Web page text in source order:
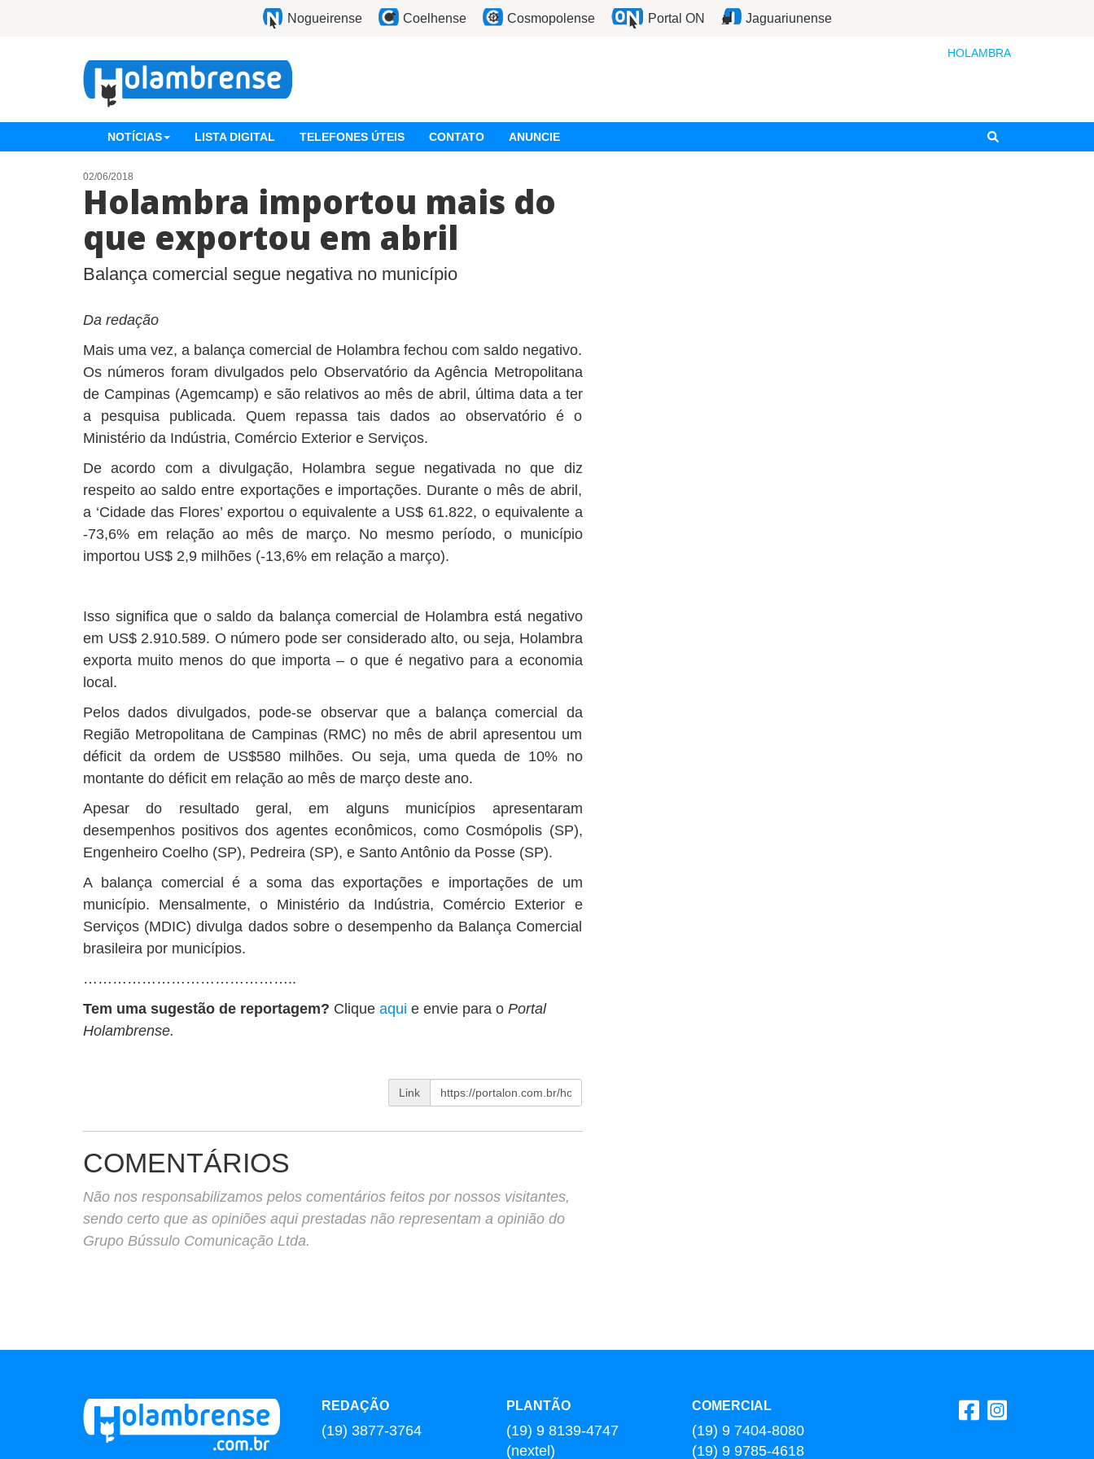
Nogueirense Coelhense Cosmopolense Portal ON Jaguariunense
HOLAMBRA
NOTÍCIAS LISTA DIGITAL TELEFONES ÚTEIS CONTATO ANUNCIE
02/06/2018
Holambra importou mais do
que exportou em abril
Balança comercial segue negativa no município
Da redação
Mais uma vez, a balança comercial de Holambra fechou com saldo negativo.
Os números foram divulgados pelo Observatório da Agência Metropolitana
de Campinas (Agemcamp) e são relativos ao mês de abril, última data a ter
a pesquisa publicada. Quem repassa tais dados ao observatório é o
Ministério da Indústria, Comércio Exterior e Serviços.
De acordo com a divulgação, Holambra segue negativada no que diz
respeito ao saldo entre exportações e importações. Durante o mês de abril,
a ‘Cidade das Flores’ exportou o equivalente a US$ 61.822, o equivalente a
-73,6% em relação ao mês de março. No mesmo período, o município
importou US$ 2,9 milhões (-13,6% em relação a março).
Isso significa que o saldo da balança comercial de Holambra está negativo
em US$ 2.910.589. O número pode ser considerado alto, ou seja, Holambra
exporta muito menos do que importa – o que é negativo para a economia
local.
Pelos dados divulgados, pode-se observar que a balança comercial da
Região Metropolitana de Campinas (RMC) no mês de abril apresentou um
déficit da ordem de US$580 milhões. Ou seja, uma queda de 10% no
montante do déficit em relação ao mês de março deste ano.
Apesar do resultado geral, em alguns municípios apresentaram
desempenhos positivos dos agentes econômicos, como Cosmópolis (SP),
Engenheiro Coelho (SP), Pedreira (SP), e Santo Antônio da Posse (SP).
A balança comercial é a soma das exportações e importações de um
município. Mensalmente, o Ministério da Indústria, Comércio Exterior e
Serviços (MDIC) divulga dados sobre o desempenho da Balança Comercial
brasileira por municípios.
……………………………………..
Tem uma sugestão de reportagem? Clique aqui e envie para o Portal
Holambrense.
Link
COMENTÁRIOS
Não nos responsabilizamos pelos comentários feitos por nossos visitantes,
sendo certo que as opiniões aqui prestadas não representam a opinião do
Grupo Bússulo Comunicação Ltda.
REDAÇÃO
(19) 3877-3764
PLANTÃO
(19) 9 8139-4747
(nextel)
COMERCIAL
(19) 9 7404-8080
(19) 9 9785-4618